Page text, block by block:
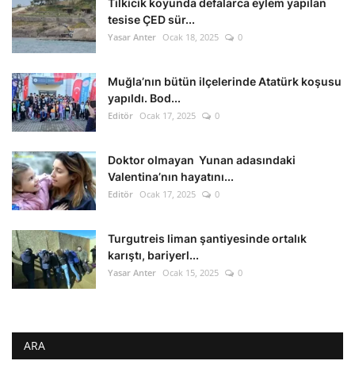
Tilkicik koyunda defalarca eylem yapılan
tesise ÇED sür...
Yasar Anter Ocak 18, 2025 0
Muğla’nın bütün ilçelerinde Atatürk koşusu
yapıldı. Bod...
Editör Ocak 17, 2025 0
Doktor olmayan Yunan adasındaki
Valentina’nın hayatını...
Editör Ocak 17, 2025 0
Turgutreis liman şantiyesinde ortalık
karıştı, bariyerl...
Yasar Anter Ocak 15, 2025 0
ARA